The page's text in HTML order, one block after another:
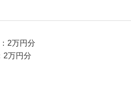
2万円分
2万円分